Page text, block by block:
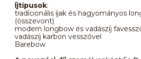
Íjtípusok:
tradícionális íjak és hagyományos
(összevont)
modern longbow és vadászíj
vadászíj karbon vesszővel
Barebow